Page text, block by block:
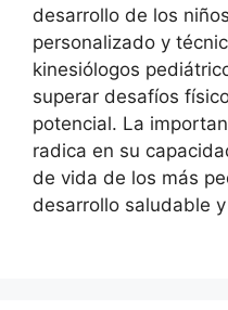
desarrollo de los
personalizado y
kinesiólogos
superar desafíos
potencial. La
radica en su
de vida de los más
desarrollo saludable